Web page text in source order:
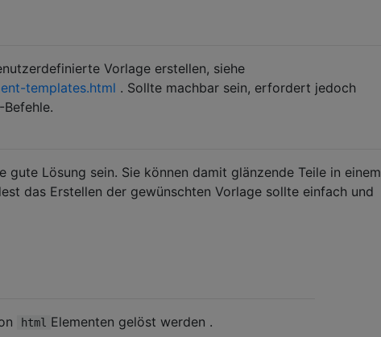
Vorlage erstellen, siehe
templates.html . Sollte machbar sein, erfordert jedoch
gute Lösung sein. Sie können damit glänzende Teile in einem
das Erstellen der gewünschten Vorlage sollte einfach und
html Elementen gelöst werden .